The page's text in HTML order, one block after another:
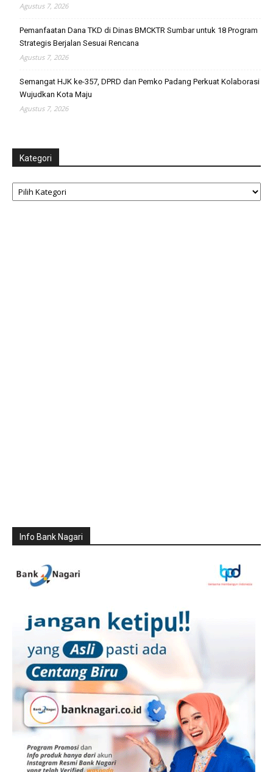
Agustus 7, 2026
Pemanfaatan Dana TKD di Dinas BMCKTR Sumbar untuk 18 Program
Strategis Berjalan Sesuai Rencana
Agustus 7, 2026
Semangat HJK ke-357, DPRD dan Pemko Padang Perkuat Kolaborasi
Wujudkan Kota Maju
Agustus 7, 2026
Kategori
Kategori
Info Bank Nagari